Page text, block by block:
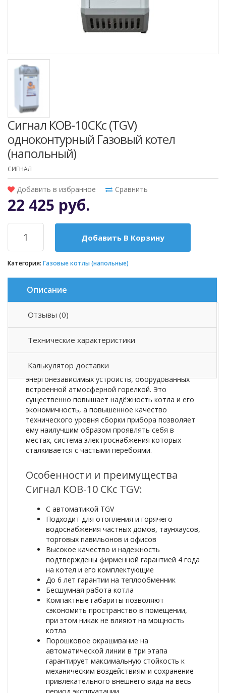
Сигнал КОВ-10СКс (TGV)
одноконтурный Газовый котел
(напольный)
СИГНАЛ
Добавить в избранное Сравнить
22 425 руб.
Добавить В Корзину
Категория: Газовые котлы (напольные)
Описание
Отзывы (0)
Технические характеристики
Калькулятор доставки
Описание товара
водотрубный котел. Относится к типу
энергонезависимых устройств, оборудованных
встроенной атмосферной горелкой. Это
существенно повышает надёжность котла и его
экономичность, а повышенное качество
технического уровня сборки прибора позволяет
ему наилучшим образом проявлять себя в
местах, система электроснабжения которых
сталкивается с частыми перебоями.
Особенности и преимущества
Сигнал КОВ-10 СКс TGV:
С автоматикой TGV
Подходит для отопления и горячего
водоснабжения частных домов, таунхаусов,
торговых павильонов и офисов
Высокое качество и надежность
подтверждены фирменной гарантией 4 года
на котел и его комплектующие
До 6 лет гарантии на теплообменник
Бесшумная работа котла
Компактные габариты позволяют
сэкономить пространство в помещении,
при этом никак не влияют на мощность
котла
Порошковое окрашивание на
автоматической линии в три этапа
гарантирует максимальную стойкость к
механическим воздействиям и сохранение
привлекательного внешнего вида на весь